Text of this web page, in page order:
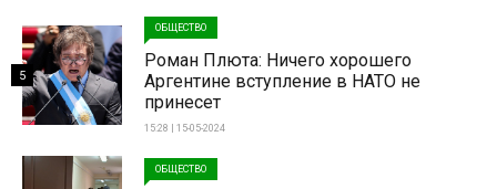
ОБЩЕСТВО
Роман Плюта: Ничего хорошего
Аргентине вступление в НАТО не
принесет
15:28 | 15-05-2024
5
ОБЩЕСТВО